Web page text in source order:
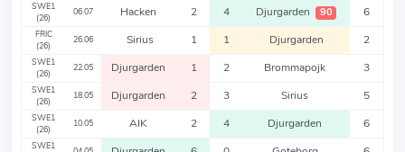
SWE1
(26)
06.07 Hacken 2 4 Djurgarden 90 6
FRIC
(26)
26.06 Sirius 1 1 Djurgarden 2
SWE1
(26)
22.05 Djurgarden 1 2 Brommapojk 3
SWE1
(26)
18.05 Djurgarden 2 3 Sirius 5
SWE1
(26)
10.05 AIK 2 4 Djurgarden 6
SWE1